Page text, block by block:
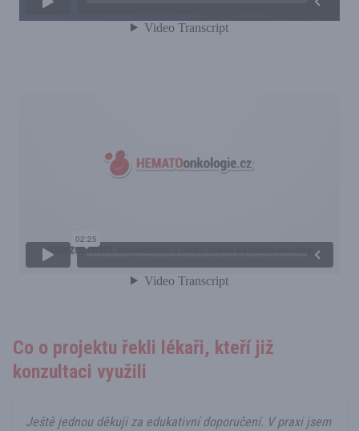
Co o projektu řekli lékaři, kteří již
konzultaci využili
Ještě jednou děkuji za edukativní doporučení. V praxi jsem